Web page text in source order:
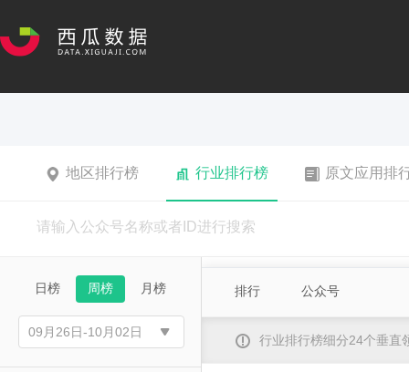
地区排行榜 行业排行榜 原文应用排
日榜 周榜 月榜 排行 公众号
行业排行榜细分24个垂直